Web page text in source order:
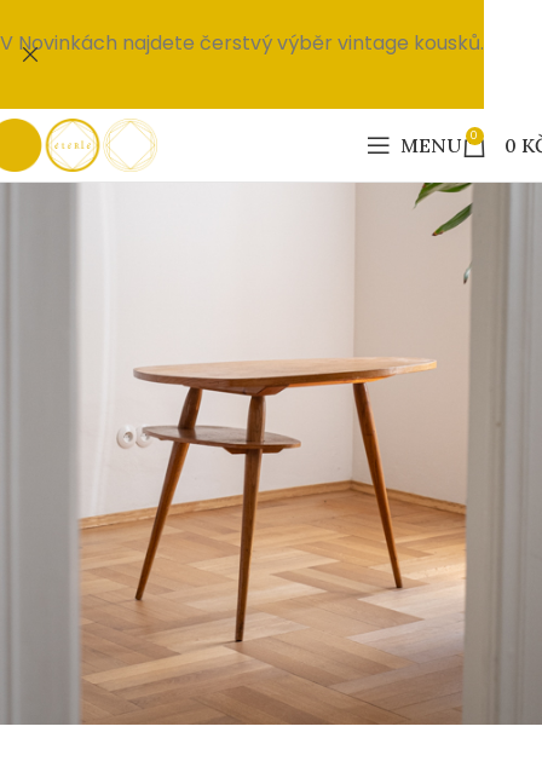
MENU 0 0
V Novinkách najdete čerstvý výběr vintage kousků.